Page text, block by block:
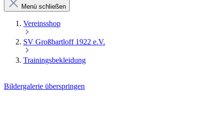
Menü schließen
Vereinsshop
SV Großbartloff 1922 e.V.
Trainingsbekleidung
Bildergalerie überspringen